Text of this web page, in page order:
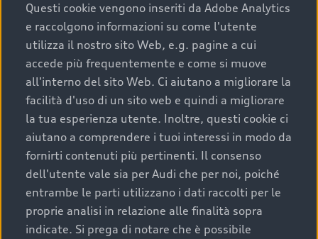
chilometraggio: un valore contenuto corrisponde a
uno stato migliore del veicolo e a una maggiore
durata nel tempo;
cronologia dei tagliandi: una documentazione
completa della vettura certifica una manutenzione
costante e accurata;
condizioni della carrozzeria e degli interni: una
buona conservazione evidenzia cura e attenzione del
precedente proprietario;
efficienza meccanica: motore, trasmissione e
componenti principali in ottimo stato garantiscono
prestazioni affidabili e sicure.
Questi cookie vengono inseriti da Adobe Analytics
e raccolgono informazioni su come l'utente
utilizza il nostro sito Web, e.g. pagine a cui
accede più frequentemente e come si muove
all'interno del sito Web. Ci aiutano a migliorare la
facilità d'uso di un sito web e quindi a migliorare
la tua esperienza utente. Inoltre, questi cookie ci
aiutano a comprendere i tuoi interessi in modo da
fornirti contenuti più pertinenti. Il consenso
dell'utente vale sia per Audi che per noi, poiché
entrambe le parti utilizzano i dati raccolti per le
proprie analisi in relazione alle finalità sopra
indicate. Si prega di notare che è possibile